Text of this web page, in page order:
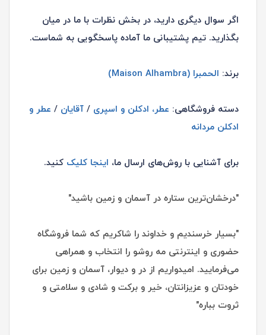
اگر سوال دیگری دارید، در بخش نظرات با ما در میان
بگذارید. تیم پشتیبانی ما آماده پاسخگویی به شماست.
برند: الحمبرا (Maison Alhambra)
دسته فروشگاهی: عطر، ادکلن و اسپری / آقایان / عطر و
ادکلن مردانه
برای آشنایی با روش‌های ارسال ما، اینجا کلیک کنید.
"درخشان‌ترین ستاره در آسمان و زمین باشید"
"بسیار خرسندیم و خداوند را شاکریم که شما فروشگاه
حضوری و اینترنتی مه روشو را انتخاب و همراهی
می‌فرمایید. امیدواریم از در و دیوار، آسمان و زمین برای
خودتان و عزیزانتان، خیر و برکت و شادی و سلامتی و
ثروت بباره"